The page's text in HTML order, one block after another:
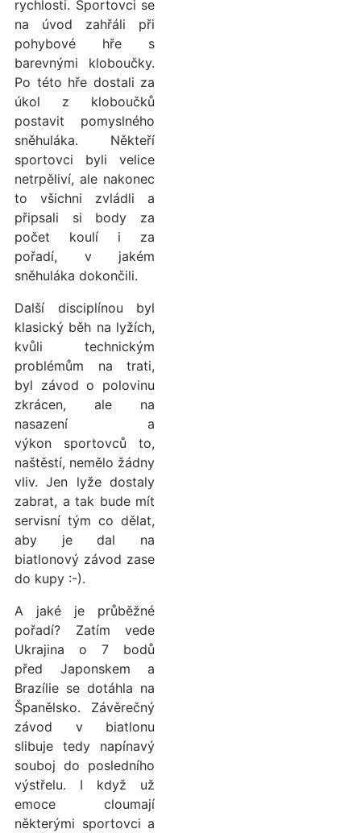
rychlosti. Sportovci se
na úvod zahřáli při
pohybové hře s
barevnými kloboučky.
Po této hře dostali za
úkol z kloboučků
postavit pomyslného
sněhuláka. Někteří
sportovci byli velice
netrpěliví, ale nakonec
to všichni zvládli a
připsali si body za
počet koulí i za
pořadí, v jakém
sněhuláka dokončili.
Další disciplínou byl
klasický běh na lyžích,
kvůli technickým
problémům na trati,
byl závod o polovinu
zkrácen, ale na
nasazení a
výkon sportovců to,
naštěstí, nemělo žádny
vliv. Jen lyže dostaly
zabrat, a tak bude mít
servisní tým co dělat,
aby je dal na
biatlonový závod zase
do kupy :-).
A jaké je průběžné
pořadí? Zatím vede
Ukrajina o 7 bodů
před Japonskem a
Brazílie se dotáhla na
Španělsko. Závěrečný
závod v biatlonu
slibuje tedy napínavý
souboj do posledního
výstřelu. I když už
emoce cloumají
některými sportovci a